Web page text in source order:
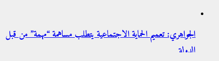
الجواهري: تعميم الحماية الاجتماعية يتطلب مساهمة “مهمة” من قبل
الدولة